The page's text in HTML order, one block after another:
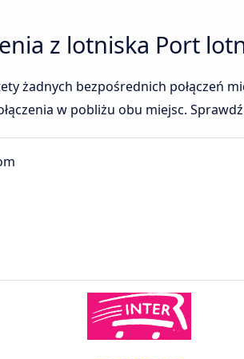
z lotniska Port
żadnych bezpośrednich połączeń
w pobliżu obu miejsc.